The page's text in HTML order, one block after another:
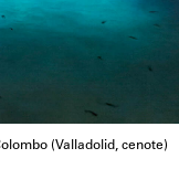
(Valladolid, cenote)